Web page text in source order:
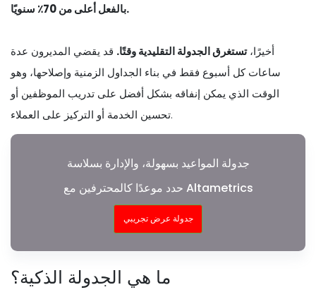
بالفعل أعلى من 70٪ سنويًا.
أخيرًا،تستغرق الجدولة التقليدية وقتًا. قد يقضي المديرون عدة
ساعات كل أسبوع فقط في بناء الجداول الزمنية وإصلاحها، وهو
الوقت الذي يمكن إنفاقه بشكل أفضل على تدريب الموظفين أو
تحسين الخدمة أو التركيز على العملاء.
جدولة المواعيد بسهولة، والإدارة بسلاسة
حدد موعدًا كالمحترفين مع Altametrics
جدولة عرض تجريبي
ما هي الجدولة الذكية؟